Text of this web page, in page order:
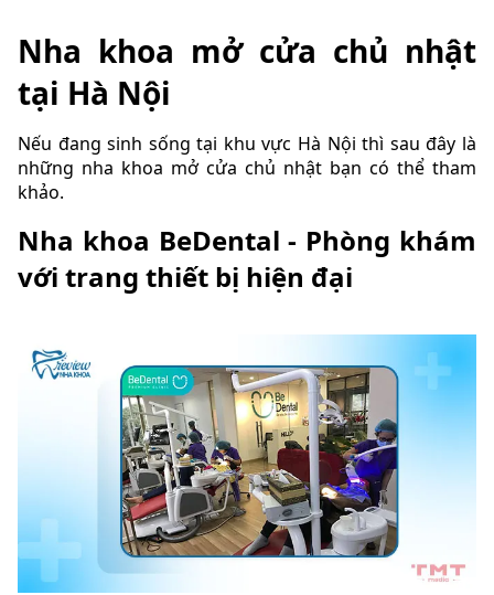
Nha khoa mở cửa chủ nhật
tại Hà Nội
Nếu đang sinh sống tại khu vực Hà Nội thì sau đây là
những nha khoa mở cửa chủ nhật bạn có thể tham
khảo.
Nha khoa BeDental - Phòng khám
với trang thiết bị hiện đại